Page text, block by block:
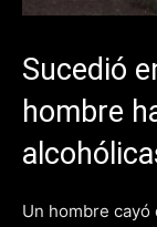
Sucedió
hombre
Un hombre cayó